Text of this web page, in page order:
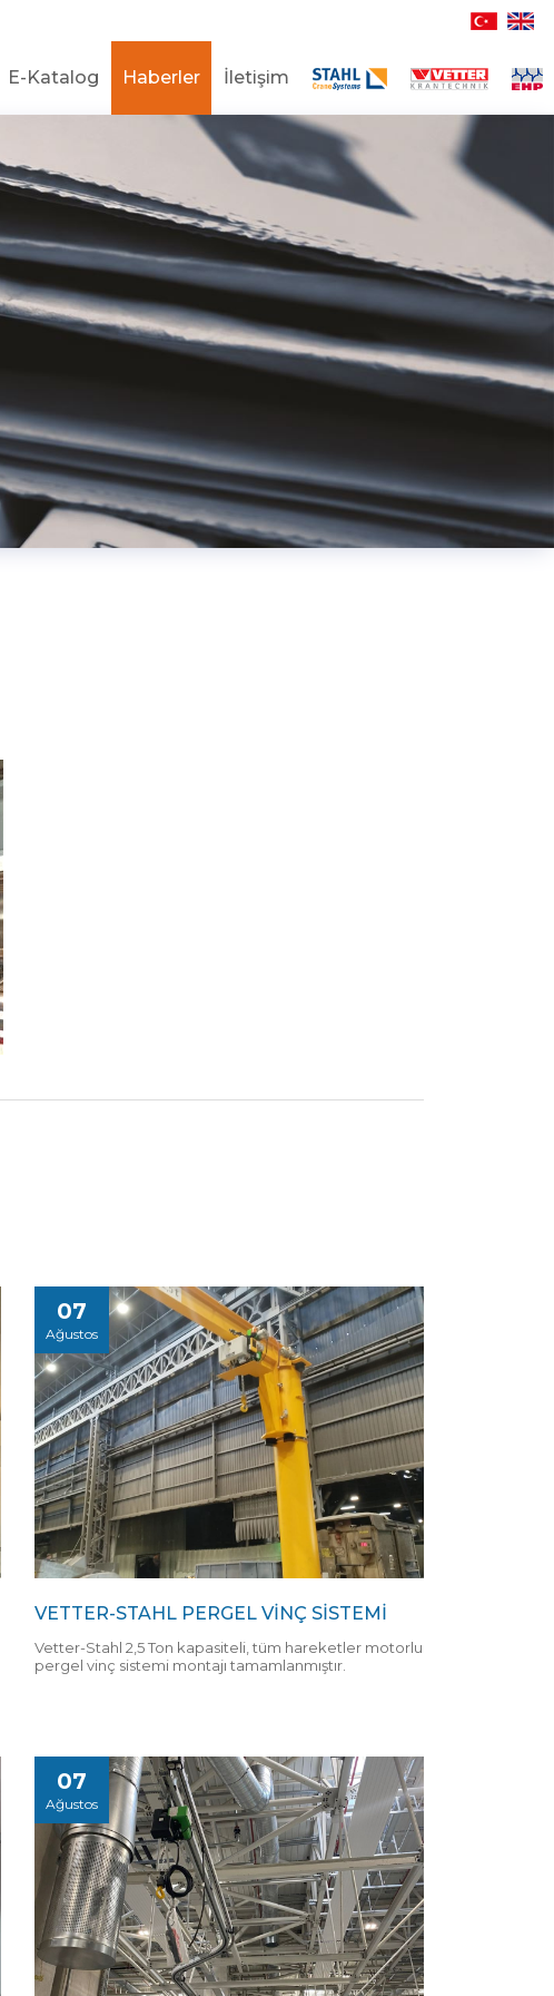
E-Katalog Haberler İletişim
07
Ağustos
VETTER-STAHL PERGEL VİNÇ SİSTEMİ
Vetter-Stahl 2,5 Ton kapasiteli, tüm hareketler motorlu
pergel vinç sistemi montajı tamamlanmıştır.
07
Ağustos